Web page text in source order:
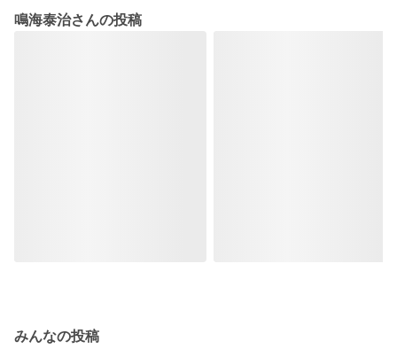
鳴海泰治さんの投稿
みんなの投稿